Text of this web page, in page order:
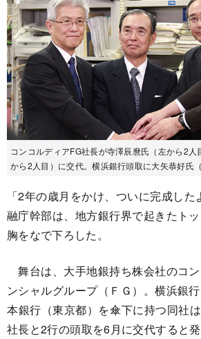
コンコルディアFG社長が寺澤辰麿氏（左から2
から2人目）に交代。横浜銀行頭取に大矢恭好氏
「2年の歳月をかけ、ついに完成し
融庁幹部は、地方銀行界で起きたト
胸をなで下ろした。
舞台は、大手地銀持ち株会社のコ
ンシャルグループ（ＦＧ）。横浜銀
本銀行（東京都）を傘下に持つ同社
社長と2行の頭取を6月に交代すると